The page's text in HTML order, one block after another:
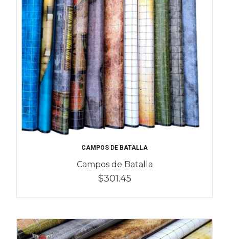
CAMPOS DE BATALLA
Campos de Batalla
$301.45